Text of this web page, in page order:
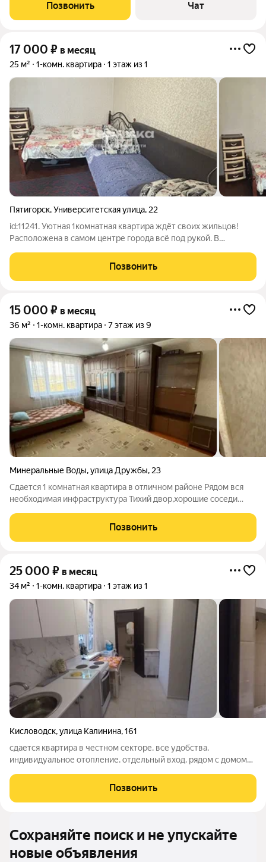
доступности - площадь 200-Летия, Парк
Позвонить Чат
17 000 ₽ в месяц
25 м² 1-комн. квартира 1 этаж из 1
Пятигорск,Университетская улица, 22
id:11241. Уютная 1комнатная квартира ждёт своих жильцов!
Расположена в самом центре города всё под рукой. В
территория обеспечит дополнительную безопасность и
комфорт. Идеально подойдёт взрослой
Позвонить
15 000 ₽ в месяц
36 м² 1-комн. квартира 7 этаж из 9
Минеральные Воды,улица Дружбы, 23
Сдается 1 комнатная квартира в отличном районе Рядом вся
необходимая инфраструктура Тихий двор,хорошие соседи
Есть все необходимое для проживания Кондиционер
Отличный вид из окон Звоните ! При
Позвонить
25 000 ₽ в месяц
34 м² 1-комн. квартира 1 этаж из 1
Кисловодск,улица Калинина,161
сдается квартира в честном секторе. все удобства.
индивидуальное отопление. отдельный вход. рядом с домом
коммунальные услуги. квартира сдается с залогом.25
Позвонить
Сохраняйте поиск и не упускайте
новые объявления